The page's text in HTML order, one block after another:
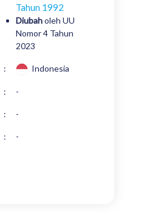
Tahun 1992
Diubaholeh UU
Nomor 4 Tahun
2023
: Indonesia
: -
: -
: -